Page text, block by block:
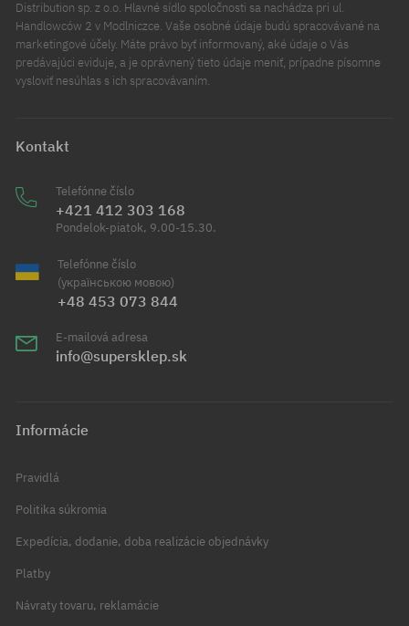
Distribution sp. z o.o. Hlavné sídlo spoločnosti sa nachádza pri ul.
Handlowców 2 v Modlniczce. Vaše osobné údaje budú spracovávané na
marketingové účely. Máte právo byť informovaný, aké údaje o Vás
predávajúci eviduje, a je oprávnený tieto údaje meniť, prípadne písomne
vysloviť nesúhlas s ich spracovávaním.
Kontakt
Telefónne číslo
+421 412 303 168
Pondelok-piatok, 9.00-15.30.
Telefónne číslo
(українською мовою)
+48 453 073 844
E-mailová adresa
info@supersklep.sk
Informácie
Pravidlá
Politika súkromia
Expedícia, dodanie, doba realizácie objednávky
Platby
Návraty tovaru, reklamácie